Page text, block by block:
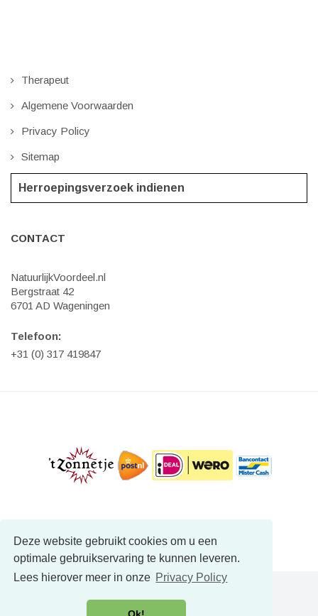
Deze website gebruikt cookies om u een
optimale gebruikservaring te kunnen leveren.
Lees hierover meer in onze Privacy Policy
Therapeut
Algemene Voorwaarden
Privacy Policy
Sitemap
Herroepingsverzoek indienen
CONTACT
NatuurlijkVoordeel.nl
Bergstraat 42
6701 AD Wageningen
Telefoon:
+31 (0) 317 419847